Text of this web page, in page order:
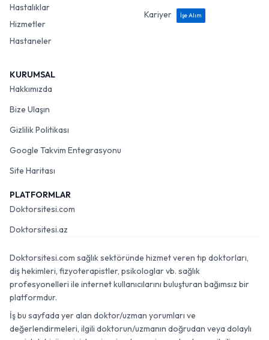
Hastalıklar
Hizmetler
Hastaneler
Kariyer
İşe Alım
KURUMSAL
Hakkımızda
Bize Ulaşın
Gizlilik Politikası
Google Takvim Entegrasyonu
Site Haritası
PLATFORMLAR
Doktorsitesi.com
Doktorsitesi.az
Doktorsitesi.com sağlık sektöründe hizmet veren tıp doktorları,
diş hekimleri, fizyoterapistler, psikologlar vb. sağlık
profesyonelleri ile internet kullanıcılarını buluşturan bağımsız bir
platformdur.
İş bu sayfada yer alan doktor/uzman yorumları ve
değerlendirmeleri, ilgili doktorun/uzmanın doğrudan veya dolaylı